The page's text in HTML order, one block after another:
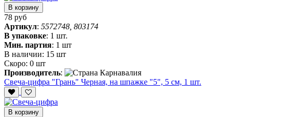
В корзину
78 руб
Артикул: 5572748, 803174
В упаковке: 1 шт.
Мин. партия: 1 шт
В наличии: 15 шт
Скоро: 0 шт
Производитель:
Свеча-цифра "‎Грань" Черная, на шпажке "5", 5 см, 1 шт.
В корзину